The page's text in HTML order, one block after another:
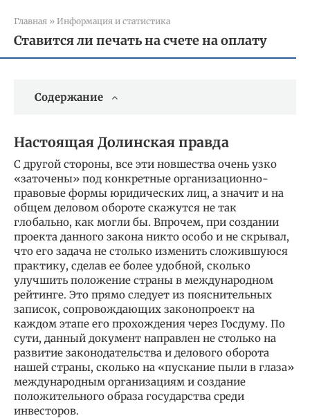
Главная » Информация и статистика
Ставится ли печать на счете на оплату
Содержание
Настоящая Долинская правда
С другой стороны, все эти новшества очень узко
«заточены» под конкретные организационно-
правовые формы юридических лиц, а значит и на
общем деловом обороте скажутся не так
глобально, как могли бы. Впрочем, при создании
проекта данного закона никто особо и не скрывал,
что его задача не столько изменить сложившуюся
практику, сделав ее более удобной, сколько
улучшить положение страны в международном
рейтинге. Это прямо следует из пояснительных
записок, сопровождающих законопроект на
каждом этапе его прохождения через Госдуму. По
сути, данный документ направлен не столько на
развитие законодательства и делового оборота
нашей страны, сколько на «пускание пыли в глаза»
международным организациям и создание
положительного ­образа государства среди
инвесторов.